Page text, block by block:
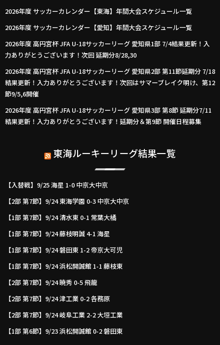
2026年度 サッカーカレンダー【東海】年間大会スケジュール一覧
2026年度 サッカーカレンダー【愛知】年間大会スケジュール一覧
2026年度 高円宮杯 JFA U-18サッカーリーグ 愛知県1部 7/4結果更新！入
力ありがとうございます！次回 延期分8/28,30
2026年度 高円宮杯 JFA U-18サッカーリーグ 愛知県2部 第11節延期分 7/18
結果更新！入力ありがとうございます！次回はサマーブレイク明け、第12
節9/5,6開催
2026年度 高円宮杯 JFA U-18サッカーリーグ 愛知県3部 第8節 延期分7/11
結果更新！入力ありがとうございます！延期分＆第9節 開催日程募集
東海ルーキーリーグ結果一覧
【入替戦】9/25 海星 1-0 中京大中京
【2部 第7節】9/24 東海学園 0-3 中京大中京
【1部 第7節】9/24 清水東 0-1 常葉大橘
【1部 第7節】9/24 藤枝明誠 4-1 海星
【1部 第7節】9/24 磐田東 1-2 帝京大可児
【1部 第7節】9/24 浜松開誠館 1-1 藤枝東
【2部 第7節】9/24 暁秀 0-5 飛龍
【2部 第7節】9/24 津工業 0-2 各務原
【2部 第7節】9/24 岐阜工業 2-2 大垣工業
【1部 第6節】9/23 浜松開誠館 0-2 磐田東